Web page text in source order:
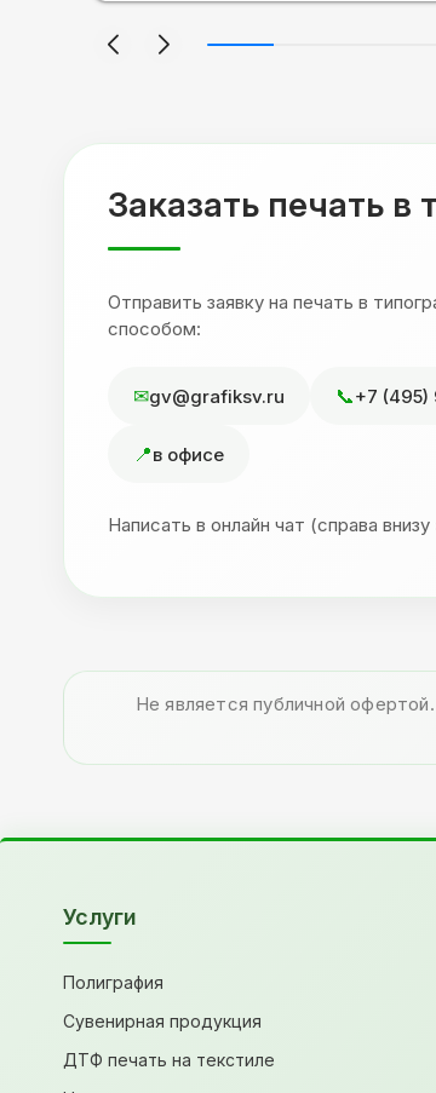
спасибо Евгении за терпеливость,
Заказать печать в
Отправить заявку на печать в
способом:
gv@grafiksv.ru +7
в офисе
Написать в онлайн чат (справа внизу
Не является публичной
Услуги
Полиграфия
Сувенирная продукция
ДТФ печать на текстиле